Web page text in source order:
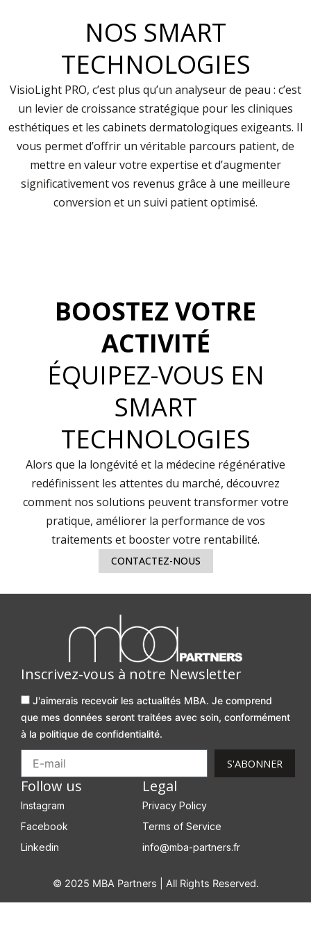
NOS SMART
TECHNOLOGIES
VisioLight PRO, c’est plus qu’un analyseur de peau : c’est
un levier de croissance stratégique pour les cliniques
esthétiques et les cabinets dermatologiques exigeants. Il
vous permet d’offrir un véritable parcours patient, de
mettre en valeur votre expertise et d’augmenter
significativement vos revenus grâce à une meilleure
conversion et un suivi patient optimisé.
BOOSTEZ VOTRE
ACTIVITÉ
ÉQUIPEZ-VOUS EN
SMART
TECHNOLOGIES
Alors que la longévité et la médecine régénérative
redéfinissent les attentes du marché, découvrez
comment nos solutions peuvent transformer votre
pratique, améliorer la performance de vos
traitements et booster votre rentabilité.
CONTACTEZ-NOUS
Inscrivez-vous à notre Newsletter
J'aimerais recevoir les actualités MBA. Je comprend
que mes données seront traitées avec soin, conformément
à la politique de confidentialité.
S'ABONNER
Follow us
Instagram
Facebook
Linkedin
Legal
Privacy Policy
Terms of Service
info@mba-partners.fr
© 2025 MBA Partners | All Rights Reserved.